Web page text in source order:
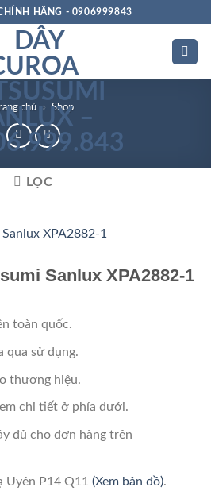
HÃNG - 0906999843
chủ » Shop
LỌC
Sanlux XPA2882-1
toàn quốc.
qua sử dụng.
thương hiệu.
chi tiết ở phía dưới.
đủ cho đơn hàng trên
Uyên P14 Q11 (Xem bản đồ).